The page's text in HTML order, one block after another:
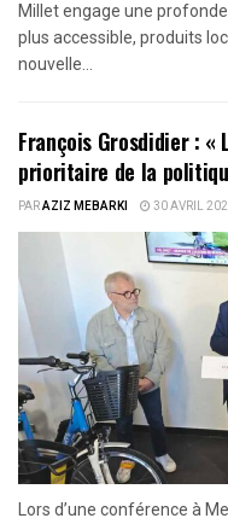
Millet engage une
plus accessible, produits
nouvelle...
François Grosdidier : «
prioritaire de la
PARAZIZ MEBARKI 30 AVRIL
Lors d’une conférence à